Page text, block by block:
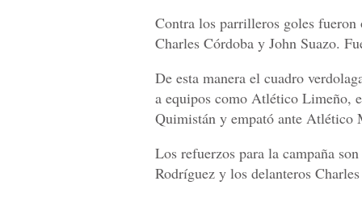
Contra los parrilleros goles
Charles Córdoba y John Suazo.
De esta manera el cuadro
a equipos como Atlético Limeño,
Quimistán y empató ante Atlético
Los refuerzos para la campaña
Rodríguez y los delanteros